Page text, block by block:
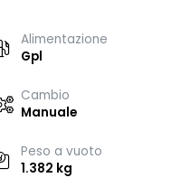
Alimentazione
Gpl
Cambio
Manuale
Peso a vuoto
1.382 kg